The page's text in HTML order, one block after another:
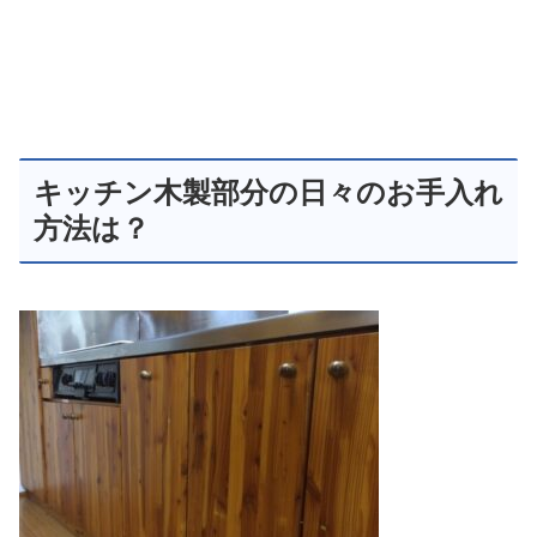
キッチン木製部分の日々のお手入れ
方法は？